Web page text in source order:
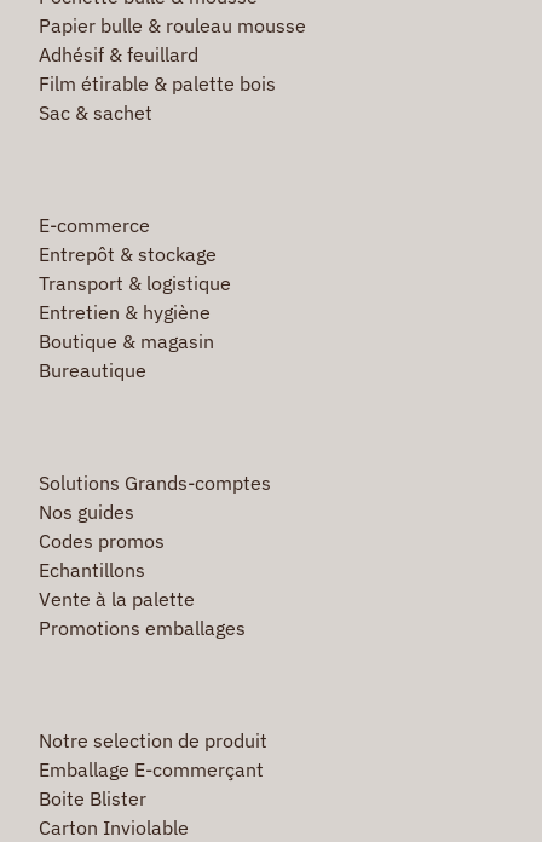
Papier bulle & rouleau mousse
Adhésif & feuillard
Film étirable & palette bois
Sac & sachet
E-commerce
Entrepôt & stockage
Transport & logistique
Entretien & hygiène
Boutique & magasin
Bureautique
Solutions Grands-comptes
Nos guides
Codes promos
Echantillons
Vente à la palette
Promotions emballages
Notre selection de produit
Emballage E-commerçant
Boite Blister
Carton Inviolable